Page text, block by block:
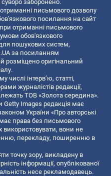
заборонено.
письмового дозволу
посилання на сайт
отриманні письмового
обов'язкового
пошукових систем,
за посиланням
розміщено оригінальний
числі інтерв’ю, статті,
журналістів редакції,
ТОВ «Золота середина».
Getty Images редакція має
України «Про авторські
права без письмового
використовувати, вони не
перекладу, поширенню в
точку зору, викладену в
інформації, опублікованої
несе рекламодавець.